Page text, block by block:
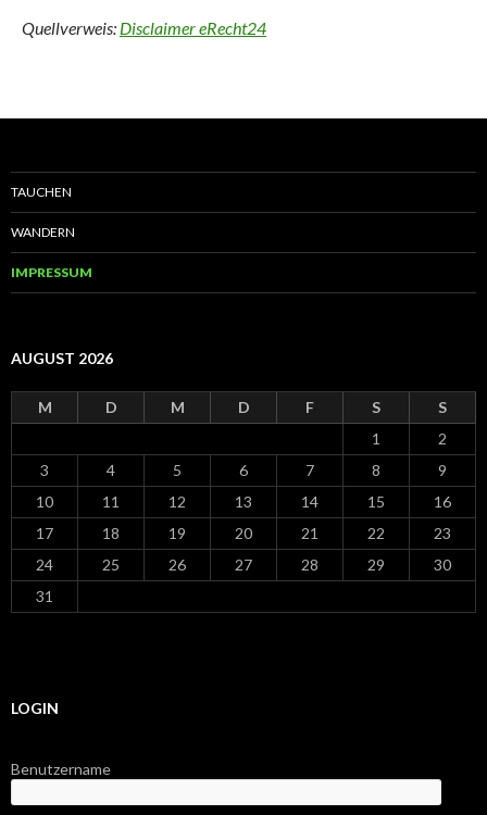
Quellverweis: Disclaimer eRecht24
TAUCHEN
WANDERN
IMPRESSUM
AUGUST 2026
M D M D F S
S
1
2
3
4 5 6 7 8
9
10
11 12 13 14 15
16
17
18 19 20 21 22
23
24
25 26 27 28 29
30
31
LOGIN
Benutzername